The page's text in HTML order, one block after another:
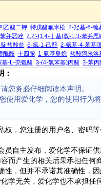
乙酸二钾 特戊酸氟米松 2-羟基-6-巯
并恶唑 2,2'-(1,4-丁基)双-1,3-苯并恶
盐酸盐 6-氯-1-己醇 2-氨基-4-苯基
酰胺 十四胺 1-氨基癸烷 盐酸阿米洛
基-L-亮氨酸 3-(4-氯苯基)丙酸 3-苯丙
：
您务必仔细阅读本声明。
使用爱化学，您的使用行为
权，您注册的用户名、密码
员自主发布，爱化学不保证
而产生的相关后果承担任何
性，但并不承诺其准确性，
学无关，爱化学也不承担任